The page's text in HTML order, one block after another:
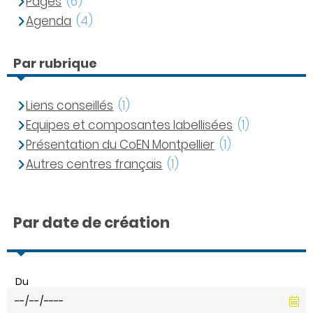
Agenda (4)
Par rubrique
Liens conseillés (1)
Equipes et composantes labellisées (1)
Présentation du CoEN Montpellier (1)
Autres centres français (1)
Par date de création
Du